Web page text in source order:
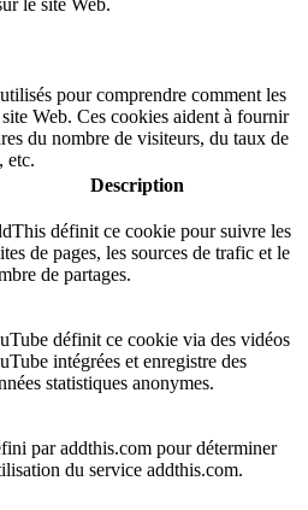
pour comprendre comment les
Web. Ces cookies aident à fournir
du nombre de visiteurs, du taux de
etc.
Description
définit ce cookie pour suivre les
de pages, les sources de trafic et le
de partages.
définit ce cookie via des vidéos
intégrées et enregistre des
statistiques anonymes.
par addthis.com pour déterminer
du service addthis.com.